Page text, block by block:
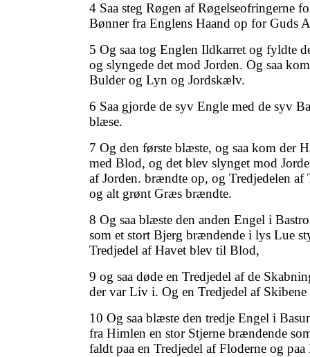
4 Saa steg Røgen af Røgelseofringerne
Bønner fra Englens Haand op for Guds
5 Og saa tog Englen Ildkarret og fyldte
og slyngede det mod Jorden. Og saa
Bulder og Lyn og Jordskælv.
6 Saa gjorde de syv Engle med de syv
blæse.
7 Og den første blæste, og saa kom der
med Blod, og det blev slynget mod
af Jorden. brændte op, og Tredjedelen
og alt grønt Græs brændte.
8 Og saa blæste den anden Engel i
som et stort Bjerg brændende i lys Lue
Tredjedel af Havet blev til Blod,
9 og saa døde en Tredjedel af de
der var Liv i. Og en Tredjedel af
10 Og saa blæste den tredje Engel i
fra Himlen en stor Stjerne brændende
faldt paa en Tredjedel af Floderne og